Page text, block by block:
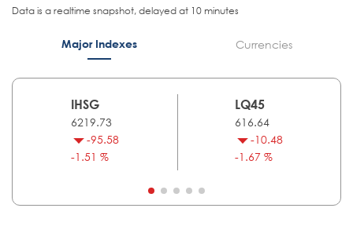
Data is a realtime snapshot, delayed at 10 minutes
Major Indexes Currencies
IHSG
6219.73
-95.58
-1.51 %
LQ45
616.64
-10.48
-1.67 %